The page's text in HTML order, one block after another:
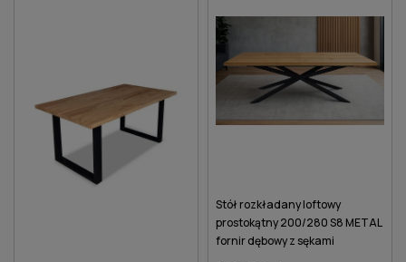
Stół rozkładany loftowy
prostokątny 200/280 S8 METAL
fornir dębowy z sękami